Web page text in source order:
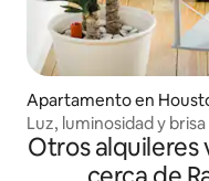
Apartamento en
Luz, luminosidad y
Otros alquileres